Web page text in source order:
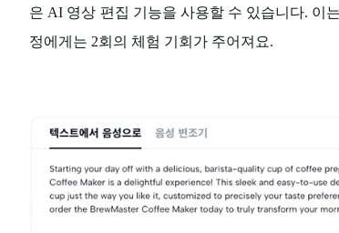
은 AI 영상 편집 기능을 사용할 수 있습니다. 이
정에게는 2회의 체험 기회가 주어져요.